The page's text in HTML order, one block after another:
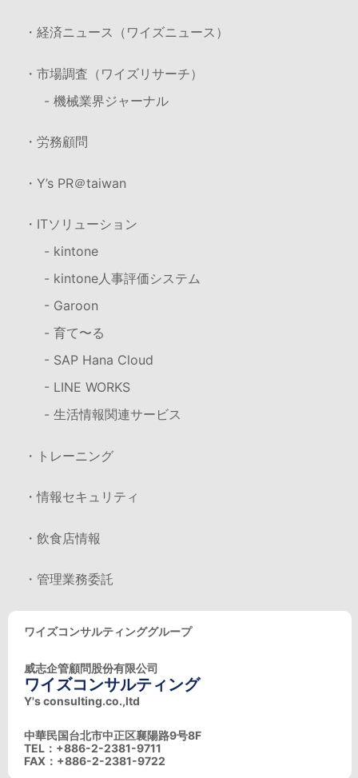
・経済ニュース（ワイズニュース）
・市場調査（ワイズリサーチ）
- 機械業界ジャーナル
・労務顧問
・Y’s PR＠taiwan
・ITソリューション
- kintone
- kintone人事評価システム
- Garoon
- 育て〜る
- SAP Hana Cloud
- LINE WORKS
- 生活情報関連サービス
・トレーニング
・情報セキュリティ
・飲食店情報
・管理業務委託
ワイズコンサルティンググループ
威志企管顧問股份有限公司
ワイズコンサルティング
Y's consulting.co.,ltd
中華民国台北市中正区襄陽路9号8F
TEL：+886-2-2381-9711
FAX：+886-2-2381-9722